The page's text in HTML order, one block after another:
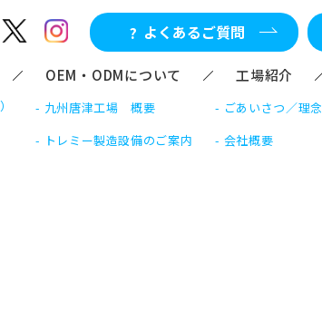
よくあるご質問
OEM・ODMについて 工場紹介
工場のご案内
九州唐津工場 概要
トレミー製造設備のご案内
企業紹介
ごあいさつ／理念
会社概要